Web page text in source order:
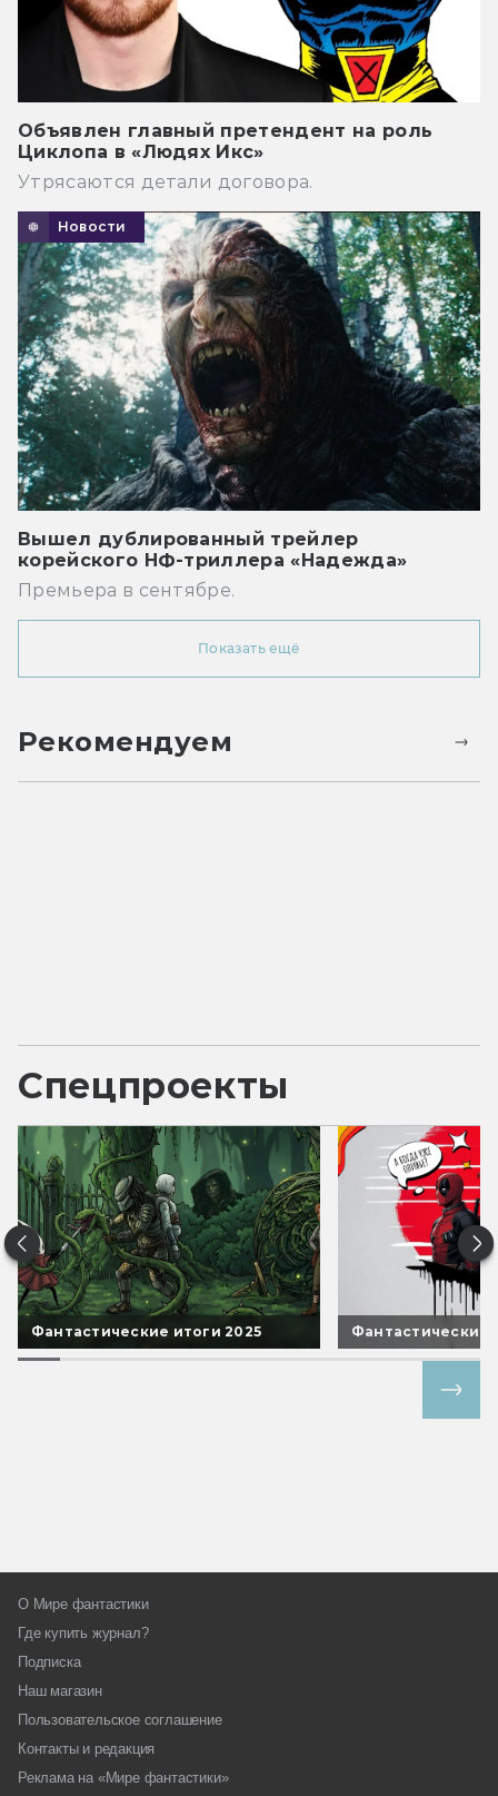
Объявлен главный претендент на роль
Циклопа в «Людях Икс»
Утрясаются детали договора.
Новости
Вышел дублированный трейлер
корейского НФ-триллера «Надежда»
Премьера в сентябре.
Показать ещё
Рекомендуем
Спецпроекты
Фантастические итоги 2025 Фантастические
О Мире фантастики
Где купить журнал?
Подписка
Наш магазин
Пользовательское соглашение
Контакты и редакция
Реклама на «Мире фантастики»